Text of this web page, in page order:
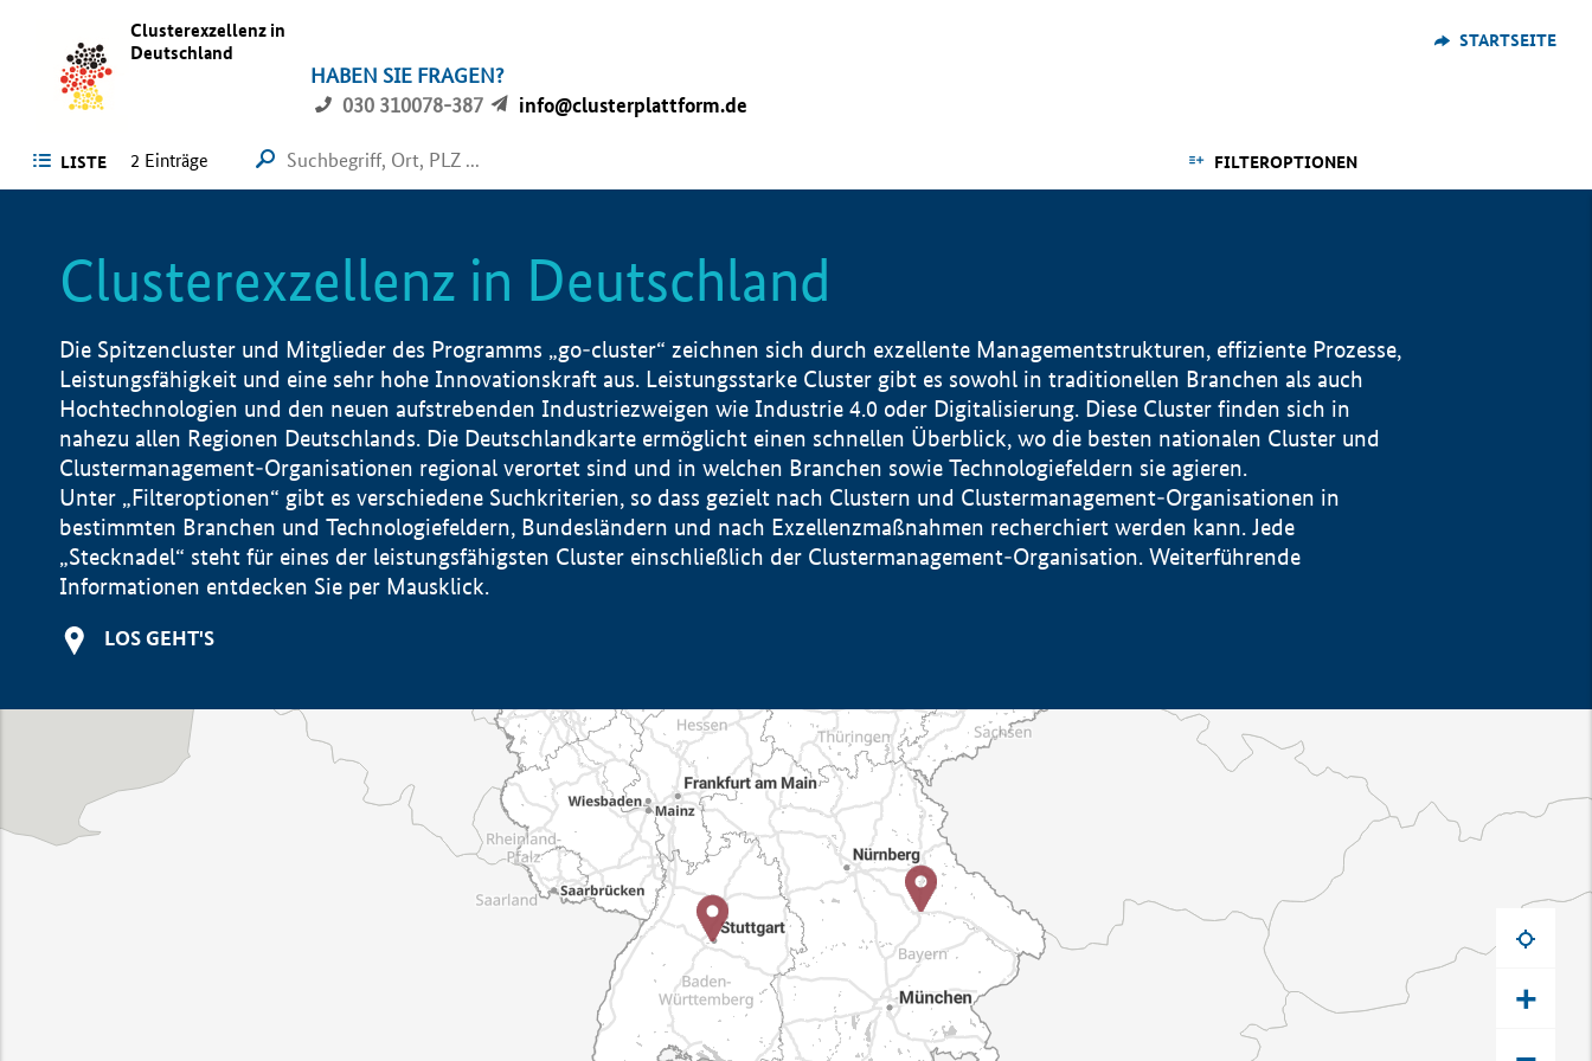
Clusterexzellenz in
Deutschland
HABEN SIE FRAGEN?
030 310078-387
info@clusterplattform.de
STARTSEITE
LISTE FILTEROPTIONEN
2 Einträge
Clusterexzellenz in Deutschland
Die Spitzencluster und Mitglieder des Programms „go-cluster“ zeichnen sich durch exzellente Managementstrukturen, effiziente Prozesse,
Leistungsfähigkeit und eine sehr hohe Innovationskraft aus. Leistungsstarke Cluster gibt es sowohl in traditionellen Branchen als auch
Hochtechnologien und den neuen aufstrebenden Industriezweigen wie Industrie 4.0 oder Digitalisierung. Diese Cluster finden sich in
nahezu allen Regionen Deutschlands. Die Deutschlandkarte ermöglicht einen schnellen Überblick, wo die besten nationalen Cluster und
Clustermanagement-Organisationen regional verortet sind und in welchen Branchen sowie Technologiefeldern sie agieren.
Unter „Filteroptionen“ gibt es verschiedene Suchkriterien, so dass gezielt nach Clustern und Clustermanagement-Organisationen in
bestimmten Branchen und Technologiefeldern, Bundesländern und nach Exzellenzmaßnahmen recherchiert werden kann. Jede
„Stecknadel“ steht für eines der leistungsfähigsten Cluster einschließlich der Clustermanagement-Organisation. Weiterführende
Informationen entdecken Sie per Mausklick.
LOS GEHT'S
+